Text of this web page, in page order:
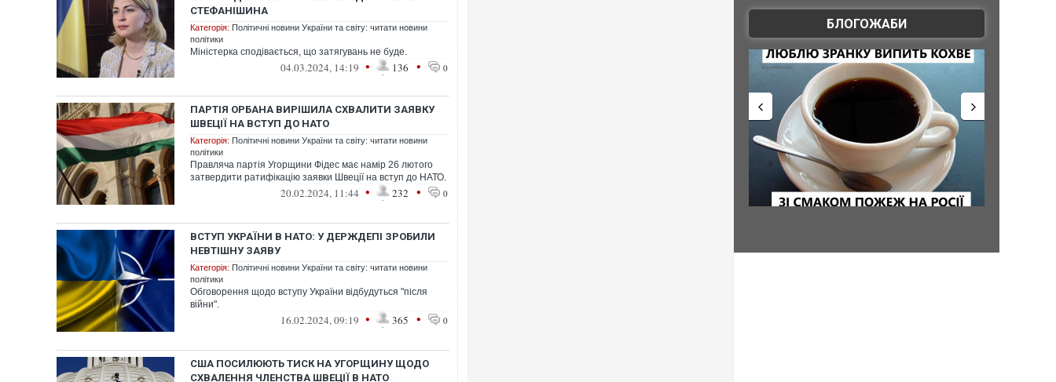
СТЕФАНІШИНА
Категорія: Політичні новини України та світу: читати новини
політики
Міністерка сподівається, що затягувань не буде.
04.03.2024, 14:19 • 136 • 0
ПАРТІЯ ОРБАНА ВИРІШИЛА СХВАЛИТИ ЗАЯВКУ
ШВЕЦІЇ НА ВСТУП ДО НАТО
Категорія: Політичні новини України та світу: читати новини
політики
Правляча партія Угорщини Фідес має намір 26 лютого
затвердити ратифікацію заявки Швеції на вступ до НАТО.
20.02.2024, 11:44 • 232 • 0
ВСТУП УКРАЇНИ В НАТО: У ДЕРЖДЕПІ ЗРОБИЛИ
НЕВТІШНУ ЗАЯВУ
Категорія: Політичні новини України та світу: читати новини
політики
Обговорення щодо вступу України відбудуться "після
війни".
16.02.2024, 09:19 • 365 • 0
США ПОСИЛЮЮТЬ ТИСК НА УГОРЩИНУ ЩОДО
СХВАЛЕННЯ ЧЛЕНСТВА ШВЕЦІЇ В НАТО
БЛОГОЖАБИ